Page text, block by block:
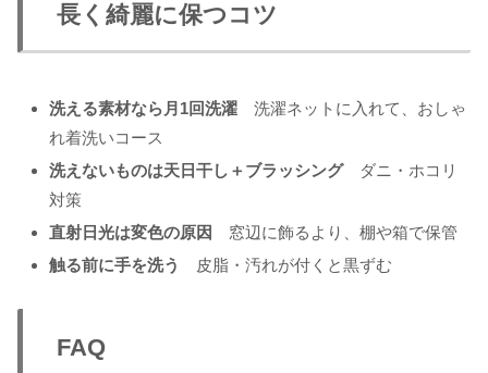
長く綺麗に保つコツ
洗える素材なら月1回洗濯 洗濯ネットに入れて、おしゃ
れ着洗いコース
洗えないものは天日干し＋ブラッシングダニ・ホコリ
対策
直射日光は変色の原因
窓辺に飾るより、棚や箱で保管
触る前に手を洗う
皮脂・汚れが付くと黒ずむ
FAQ